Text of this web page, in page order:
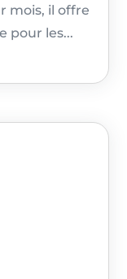
mois, il offre
pour les...